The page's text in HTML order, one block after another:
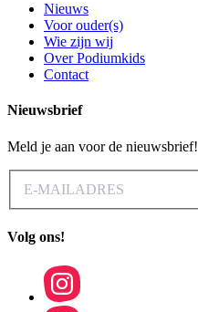
Nieuws
Voor ouder(s)
Wie zijn wij
Over Podiumkids
Contact
Nieuwsbrief
Meld je aan voor de nieuwsbrief!
Volg ons!